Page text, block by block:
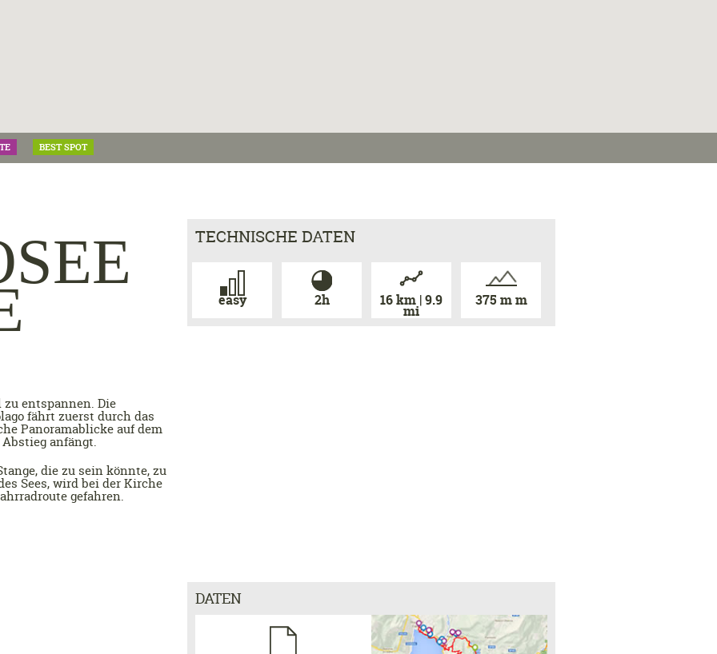
BEST SPOT
entspannen. Die
fährt zuerst durch das
Panoramablicke auf dem
anfängt.
die zu sein könnte, zu
Sees, wird bei der Kirche
gefahren.
TECHNISCHE DATEN
easy 2h 16 km | 9.9
mi
375 m m
DATEN